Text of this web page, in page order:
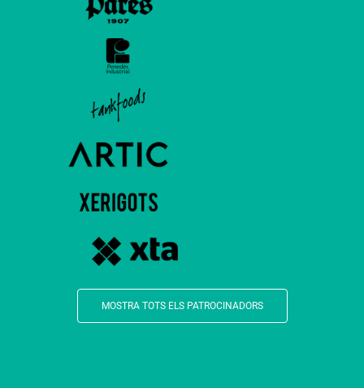
MOSTRA TOTS ELS PATROCINADORS